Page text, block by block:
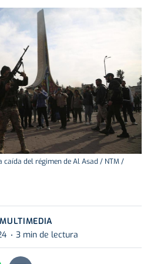
caída del régimen de Al Asad / NTM /
3 min de lectura